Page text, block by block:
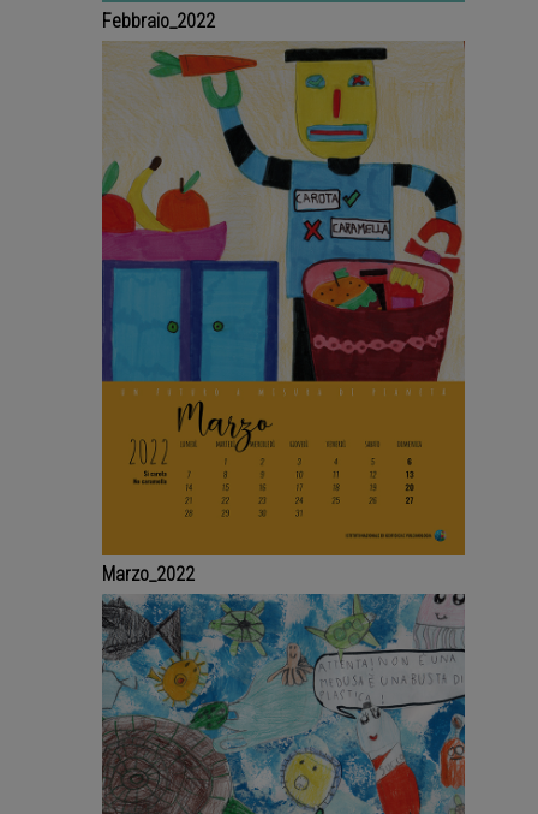
Febbraio_2022
Marzo_2022